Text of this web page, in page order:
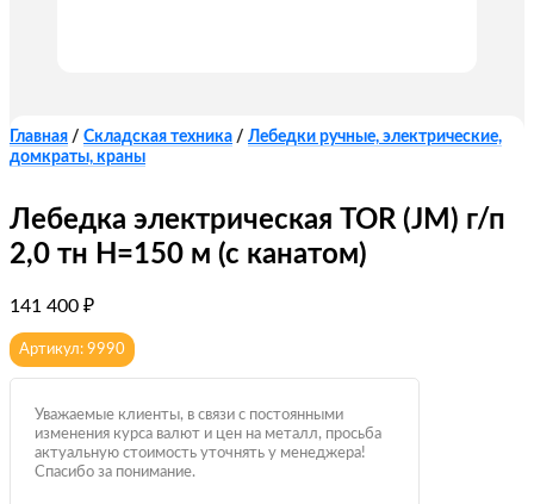
Главная / Складская техника / Лебедки ручные, электрические,
домкраты, краны
Лебедка электрическая TOR (JM) г/п
2,0 тн Н=150 м (с канатом)
141 400 ₽
Артикул: 9990
Уважаемые клиенты, в связи с постоянными
изменения курса валют и цен на металл, просьба
актуальную стоимость уточнять у менеджера!
Спасибо за понимание.